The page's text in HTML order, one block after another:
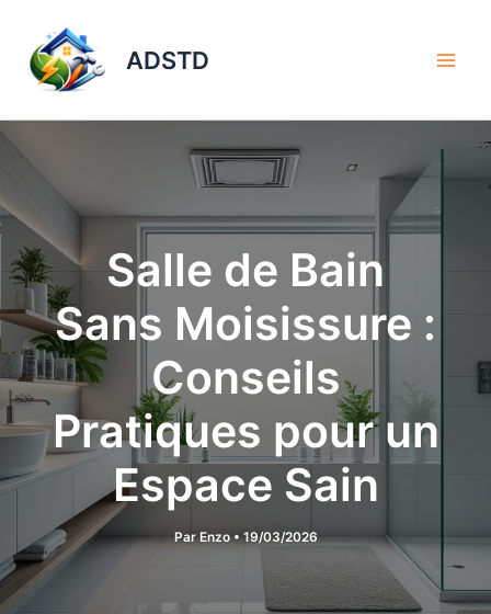
contenu
ADSTD
Salle de Bain
Sans Moisissure :
Conseils
Pratiques pour un
Espace Sain
Par Enzo • 19/03/2026